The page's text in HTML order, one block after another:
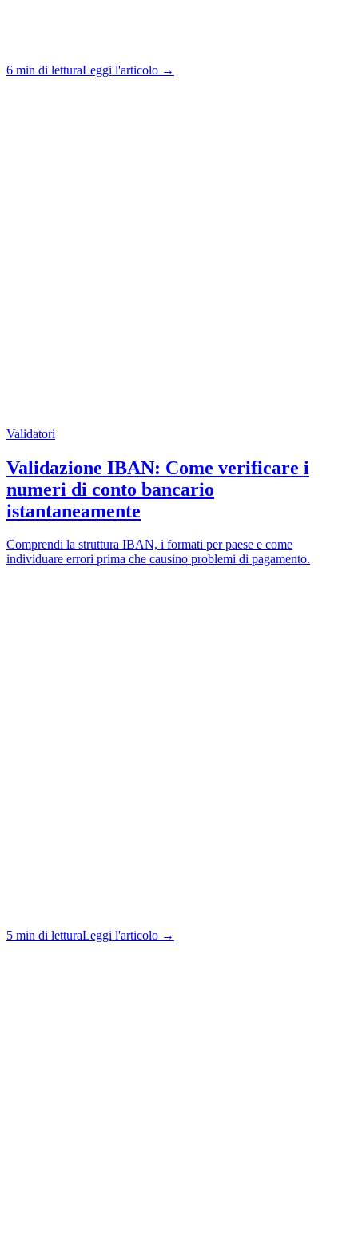
6 min di letturaLeggi l'articolo →
Validatori
Validazione IBAN: Come verificare i
numeri di conto bancario
istantaneamente
Comprendi la struttura IBAN, i formati per paese e come
individuare errori prima che causino problemi di pagamento.
5 min di letturaLeggi l'articolo →